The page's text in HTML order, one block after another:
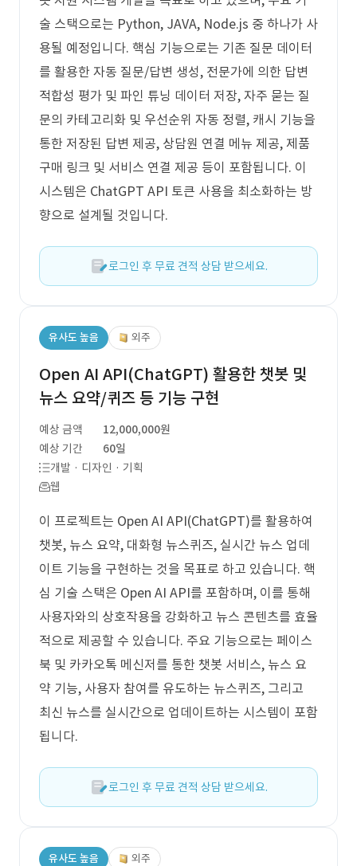
술 스택으로는 Python, JAVA, Node.js 중 하나가 사
용될 예정입니다. 핵심 기능으로는 기존 질문 데이터
를 활용한 자동 질문/답변 생성, 전문가에 의한 답변
적합성 평가 및 파인 튜닝 데이터 저장, 자주 묻는 질
문의 카테고리화 및 우선순위 자동 정렬, 캐시 기능을
통한 저장된 답변 제공, 상담원 연결 메뉴 제공, 제품
구매 링크 및 서비스 연결 제공 등이 포함됩니다. 이
시스템은 ChatGPT API 토큰 사용을 최소화하는 방
향으로 설계될 것입니다.
로그인 후 무료 견적 상담 받으세요.
유사도 높음 외주
Open AI API(ChatGPT) 활용한 챗봇 및
뉴스 요약/퀴즈 등 기능 구현
예상 금액
12,000,000원
예상 기간
60일
개발 · 디자인 · 기획
웹
이 프로젝트는 Open AI API(ChatGPT)를 활용하여
챗봇, 뉴스 요약, 대화형 뉴스퀴즈, 실시간 뉴스 업데
이트 기능을 구현하는 것을 목표로 하고 있습니다. 핵
심 기술 스택은 Open AI API를 포함하며, 이를 통해
사용자와의 상호작용을 강화하고 뉴스 콘텐츠를 효율
적으로 제공할 수 있습니다. 주요 기능으로는 페이스
북 및 카카오톡 메신저를 통한 챗봇 서비스, 뉴스 요
약 기능, 사용자 참여를 유도하는 뉴스퀴즈, 그리고
최신 뉴스를 실시간으로 업데이트하는 시스템이 포함
됩니다.
로그인 후 무료 견적 상담 받으세요.
유사도 높음 외주